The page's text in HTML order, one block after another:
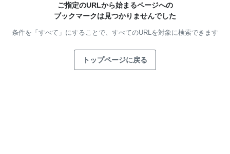
ご指定のURLから始まるページへの
ブックマークは見つかりませんでした
条件を「すべて」にすることで、 すべてのURLを対象に検索できます
トップページに戻る